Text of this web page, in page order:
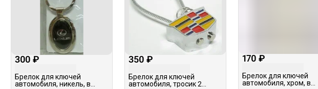
300 ₽
Брелок для ключей
автомобиля, никель, в
350 ₽
Брелок для ключей
автомобиля, тросик 2
170 ₽
Брелок для ключей
автомобиля, хром, в